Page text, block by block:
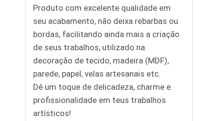
Produto com excelente qualidade em
seu acabamento, não deixa rebarbas ou
bordas, facilitando ainda mais a criação
de seus trabalhos, utilizado na
decoração de tecido, madeira (MDF),
parede, papel, velas artesanais etc.
Dê um toque de delicadeza, charme e
profissionalidade em teus trabalhos
artísticos!